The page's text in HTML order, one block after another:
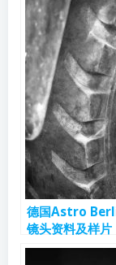
德国Astro
镜头资料及样片